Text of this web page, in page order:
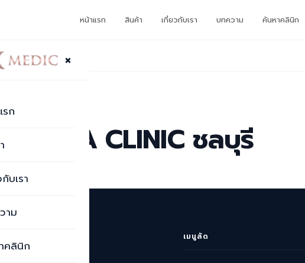
หน้าแรก สินค้า เกี่ยวกับเรา บทความ ค้นหาคลินิก
×
รก
บเรา
าม
คลินิก
กลับไปหน้าบทความ
วาม
CLINIC ชลบุรี
เมนูลัด